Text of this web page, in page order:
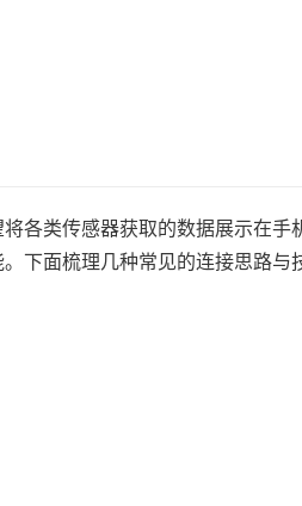
各类传感器获取的数据展示在
下面梳理几种常见的连接思路与